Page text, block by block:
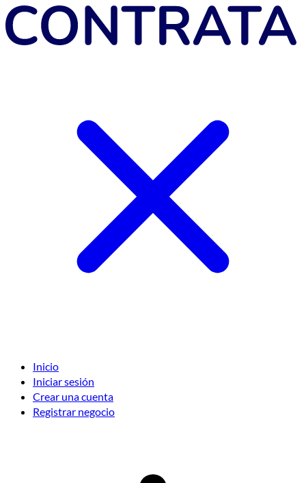
Inicio
Iniciar sesión
Crear una cuenta
Registrar negocio